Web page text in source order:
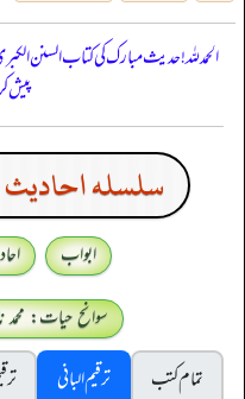
الحمدللہ! حدیث مبارک کی کتاب السنن
پیش
سلسله
ابواب
سوانح حیات: محمد
تمام کتب
ترقیم البانی